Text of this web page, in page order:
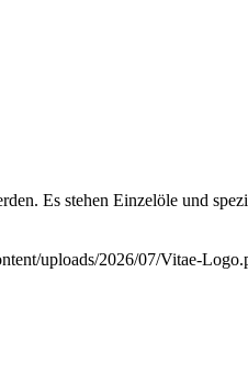
Es stehen Einzelöle und
uploads/2026/07/Vitae-